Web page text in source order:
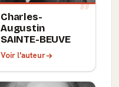
Charles-
Augustin
SAINTE-BEUVE
Voir l'auteur